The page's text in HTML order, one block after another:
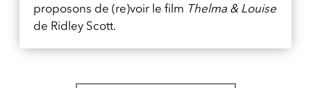
proposons de (re)voir le film Thelma & Louise
de Ridley Scott.